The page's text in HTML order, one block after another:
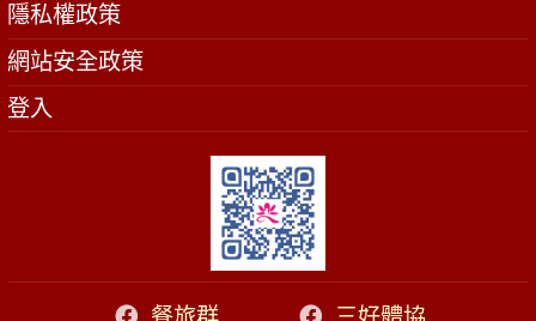
隱私權政策
網站安全政策
登入